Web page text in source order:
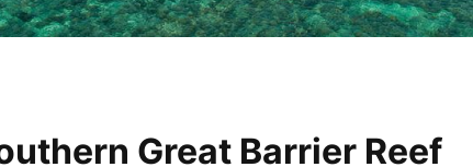
Great Barrier Reef